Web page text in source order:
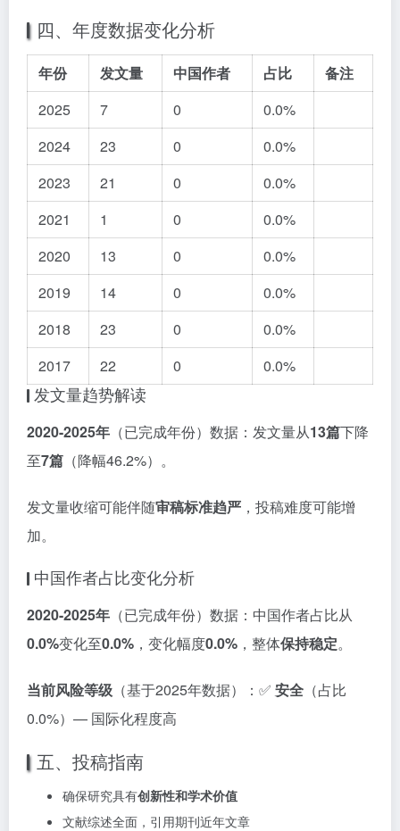
四、年度数据变化分析
年份 发文量 中国作者 占比
备注
2025
7 0
0.0%
2024
23 0
0.0%
2023
21 0
0.0%
2021
1 0
0.0%
2020
13 0
0.0%
2019
14 0
0.0%
2018
23 0
0.0%
2017
22 0 0.0%
发文量趋势解读
2020-2025年 （已完成年份）数据：发文量从13篇下降
至7篇 （降幅46.2%）。
发文量收缩可能伴随审稿标准趋严 ，投稿难度可能增
加。
中国作者占比变化分析
2020-2025年 （已完成年份）数据：中国作者占比从
0.0%变化至0.0% ，变化幅度0.0% ，整体保持稳定。
当前风险等级 （基于2025年数据）：✅ 安全 （占比
0.0%）— 国际化程度高
五、投稿指南
确保研究具有创新性和学术价值
文献综述全面，引用期刊近年文章